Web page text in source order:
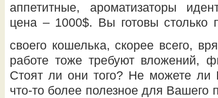
аппетитные, ароматизаторы
цена – 1000$. Вы готовы столько
своего кошелька, скорее всего,
работе тоже требуют вложений,
Стоят ли они того? Не можете ли
что-то более полезное для Вашего